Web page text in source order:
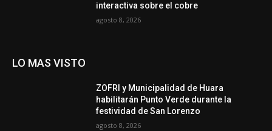
interactiva sobre el cobre
agosto 8, 2026
LO MAS VISTO
ZOFRI y Municipalidad de Huara
habilitarán Punto Verde durante la
festividad de San Lorenzo
agosto 8, 2026